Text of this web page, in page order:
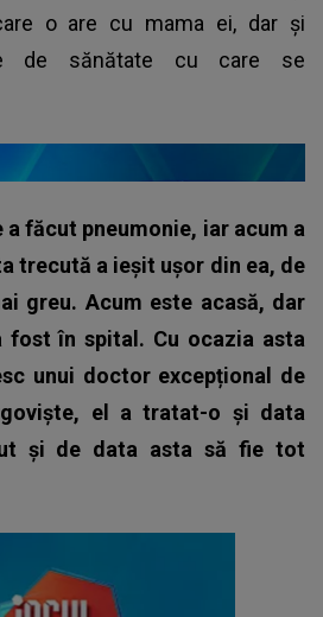
o are cu mama ei, dar și
de sănătate cu care se
a făcut pneumonie, iar acum a
trecută a ieșit ușor din ea, de
greu. Acum este acasă, dar
fost în spital. Cu ocazia asta
unui doctor excepțional de
el a tratat-o și data
și de data asta să fie tot